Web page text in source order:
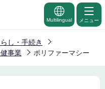
Multilingual メニュー
らし・手続き
事業 ポリファーマシー